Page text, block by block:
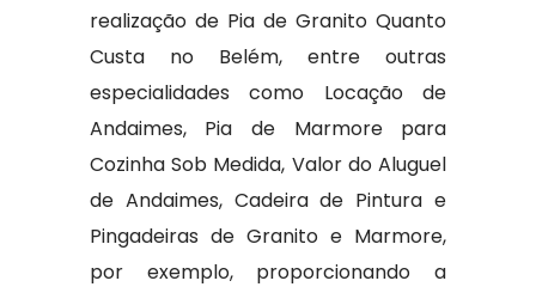
realização de Pia de Granito Quanto
Custa no Belém, entre outras
especialidades como Locação de
Andaimes, Pia de Marmore para
Cozinha Sob Medida, Valor do Aluguel
de Andaimes, Cadeira de Pintura e
Pingadeiras de Granito e Marmore,
por exemplo, proporcionando a